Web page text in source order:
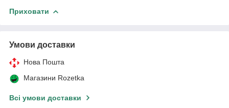
Приховати
Умови доставки
Нова Пошта
Магазини Rozetka
Всі умови доставки